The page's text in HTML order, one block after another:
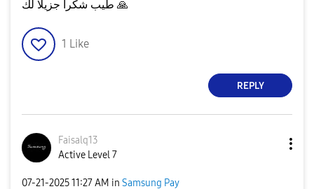
🙏
1 Like
REPLY
Faisalq13
Active Level 7
‎07-21-202511:27 AM in Samsung Pay